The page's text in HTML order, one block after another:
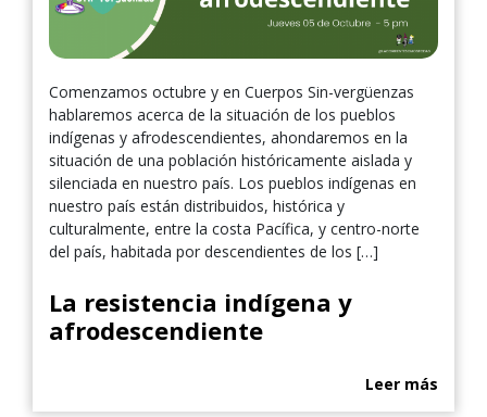
Comenzamos octubre y en Cuerpos Sin-vergüenzas
hablaremos acerca de la situación de los pueblos
indígenas y afrodescendientes, ahondaremos en la
situación de una población históricamente aislada y
silenciada en nuestro país. Los pueblos indígenas en
nuestro país están distribuidos, histórica y
culturalmente, entre la costa Pacífica, y centro-norte
del país, habitada por descendientes de los […]
La resistencia indígena y
afrodescendiente
Leer más